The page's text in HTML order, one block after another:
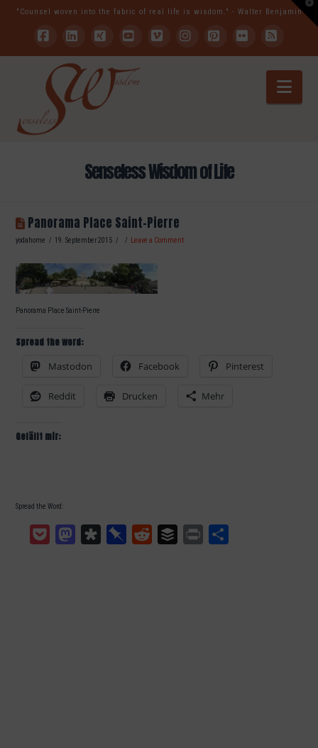
"Counsel woven into the fabric of real life is wisdom." - Walter Benjamin
FacebookLinkedIn
XING YouTubeVimeoInstagramPinterest
FlickrRSS
Senseless Wisdom of Life
Panorama Place Saint-Pierre
yodahome 19. September 2015 Leave a Comment
Panorama Place Saint-Pierre
Spread the word:
Mastodon
Facebook Pinterest
Reddit Drucken Mehr
Gefällt mir:
Spread the Word:
Pocket MastodonDiasporaPinboardReddit Buffer Print